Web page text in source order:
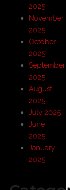
2025
November
2025
October
2025
September
2025
August
2025
July 2025
June
2025
January
2025